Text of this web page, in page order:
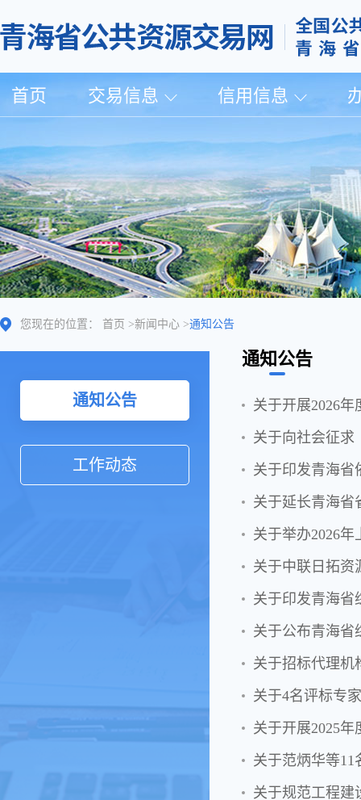
首页 交易信息 信用信息
您现在的位置： 首页 >新闻中心 >通知公告
通知公告
工作动态
通知公告
关于开展2026
关于向社会征求
关于印发青海省
关于延长青海省
关于举办2026
关于中联日拓资
关于印发青海省
关于公布青海省
关于招标代理机
关于4名评标专
关于开展2025
关于范炳华等
关于规范工程建